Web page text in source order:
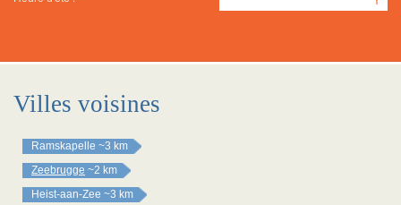
Villes voisines
Ramskapelle ~3 km
Zeebrugge ~2 km
Heist-aan-Zee ~3 km